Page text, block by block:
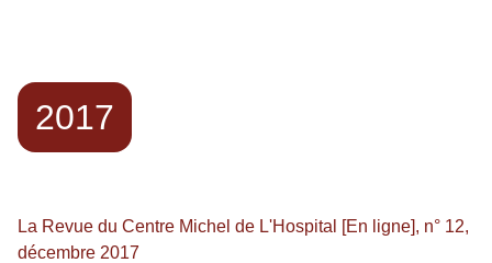
2017
La Revue du Centre Michel de L'Hospital [En ligne], n° 12,
décembre 2017